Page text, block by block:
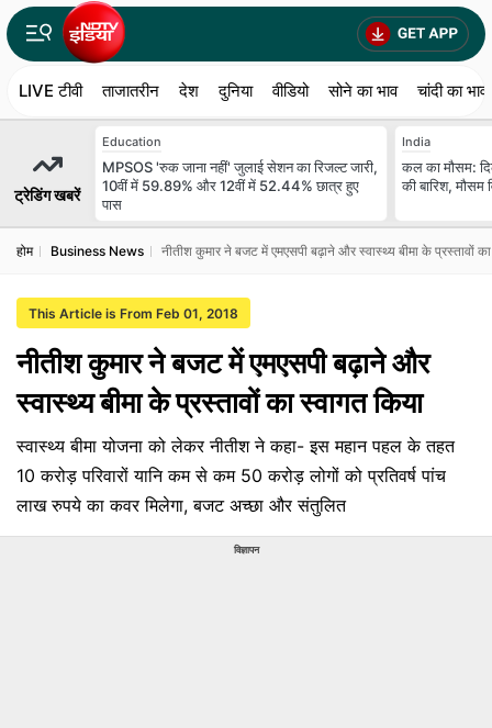
LIVE टीवी ताजातरीन देश दुनिया वीडियो सोने का भाव चांदी का भाव
ट्रेडिंग खबरें
Education
MPSOS 'रुक जाना नहीं' जुलाई सेशन का रिजल्ट जारी,
10वीं में 59.89% और 12वीं में 52.44% छात्र हुए
पास
India
कल का मौसम:
की बारिश, मौसम
होम Business News नीतीश कुमार ने बजट में एमएसपी बढ़ाने और स्वास्थ्य बीमा के प्रस्तावों
This Article is From Feb 01, 2018
नीतीश कुमार ने बजट में एमएसपी बढ़ाने और
स्वास्थ्य बीमा के प्रस्तावों का स्वागत किया
स्वास्थ्य बीमा योजना को लेकर नीतीश ने कहा- इस महान पहल के तहत
10 करोड़ परिवारों यानि कम से कम 50 करोड़ लोगों को प्रतिवर्ष पांच
लाख रुपये का कवर मिलेगा, बजट अच्छा और संतुलित
विज्ञापन